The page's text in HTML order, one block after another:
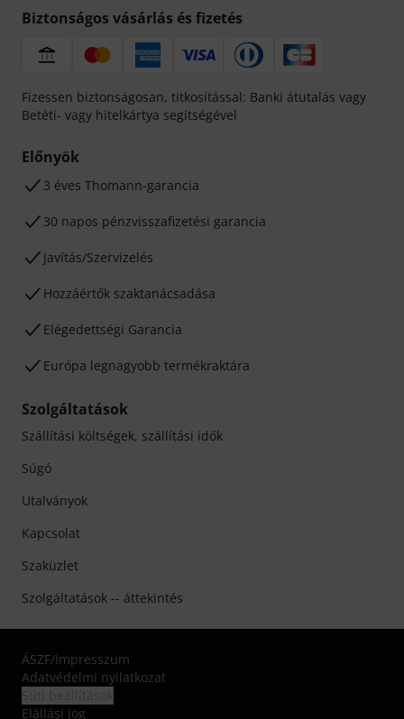
Biztonságos vásárlás és fizetés
Fizessen biztonságosan, titkosítással: Banki átutalás vagy
Betéti- vagy hitelkártya segítségével
Előnyök
3 éves Thomann-garancia
30 napos pénzvisszafizetési garancia
Javítás/Szervizelés
Hozzáértők szaktanácsadása
Elégedettségi Garancia
Európa legnagyobb termékraktára
Szolgáltatások
Szállítási költségek, szállítási idők
Súgó
Utalványok
Kapcsolat
Szaküzlet
Szolgáltatások -- áttekintés
ÁSZF/Impresszum
Adatvédelmi nyilatkozat
Elállási jog